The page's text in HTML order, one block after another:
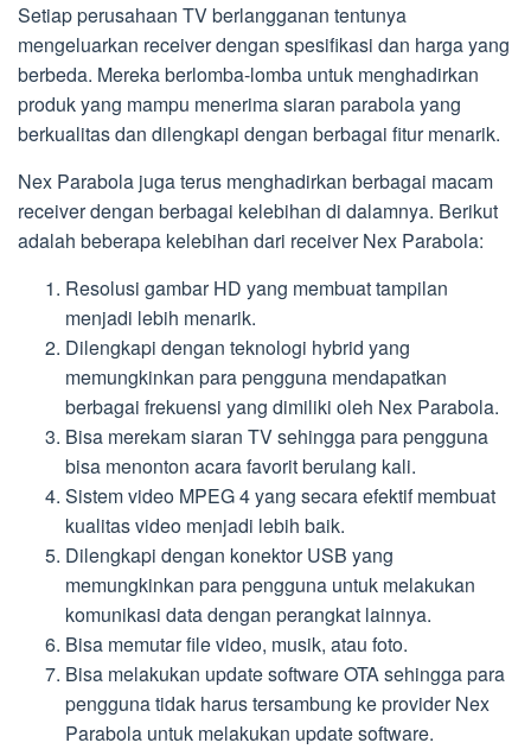
Setiap perusahaan TV berlangganan tentunya
mengeluarkan receiver dengan spesifikasi dan harga yang
berbeda. Mereka berlomba-lomba untuk menghadirkan
produk yang mampu menerima siaran parabola yang
berkualitas dan dilengkapi dengan berbagai fitur menarik.
Nex Parabola juga terus menghadirkan berbagai macam
receiver dengan berbagai kelebihan di dalamnya. Berikut
adalah beberapa kelebihan dari receiver Nex Parabola:
Resolusi gambar HD yang membuat tampilan
menjadi lebih menarik.
Dilengkapi dengan teknologi hybrid yang
memungkinkan para pengguna mendapatkan
berbagai frekuensi yang dimiliki oleh Nex Parabola.
Bisa merekam siaran TV sehingga para pengguna
bisa menonton acara favorit berulang kali.
Sistem video MPEG 4 yang secara efektif membuat
kualitas video menjadi lebih baik.
Dilengkapi dengan konektor USB yang
memungkinkan para pengguna untuk melakukan
komunikasi data dengan perangkat lainnya.
Bisa memutar file video, musik, atau foto.
Bisa melakukan update software OTA sehingga para
pengguna tidak harus tersambung ke provider Nex
Parabola untuk melakukan update software.